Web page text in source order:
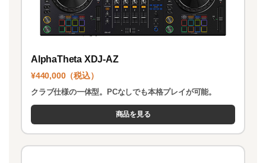
AlphaTheta XDJ-AZ
¥440,000（税込）
クラブ仕様の一体型。PCなしでも本格プレイが可能。
商品を見る